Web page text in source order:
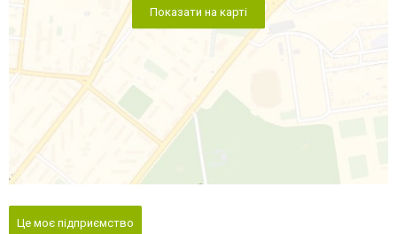
Показати на карті
Це моє підприємство